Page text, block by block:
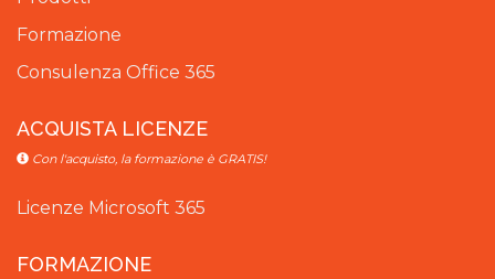
Formazione
Consulenza Office 365
ACQUISTA LICENZE
Con l'acquisto, la formazione è GRATIS!
Licenze Microsoft 365
FORMAZIONE